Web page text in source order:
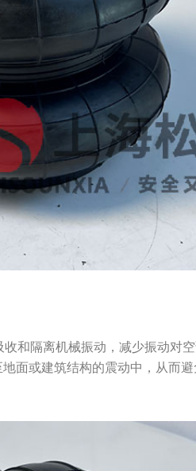
和隔离机械振动，减少振动对
面或建筑结构的震动中，从而